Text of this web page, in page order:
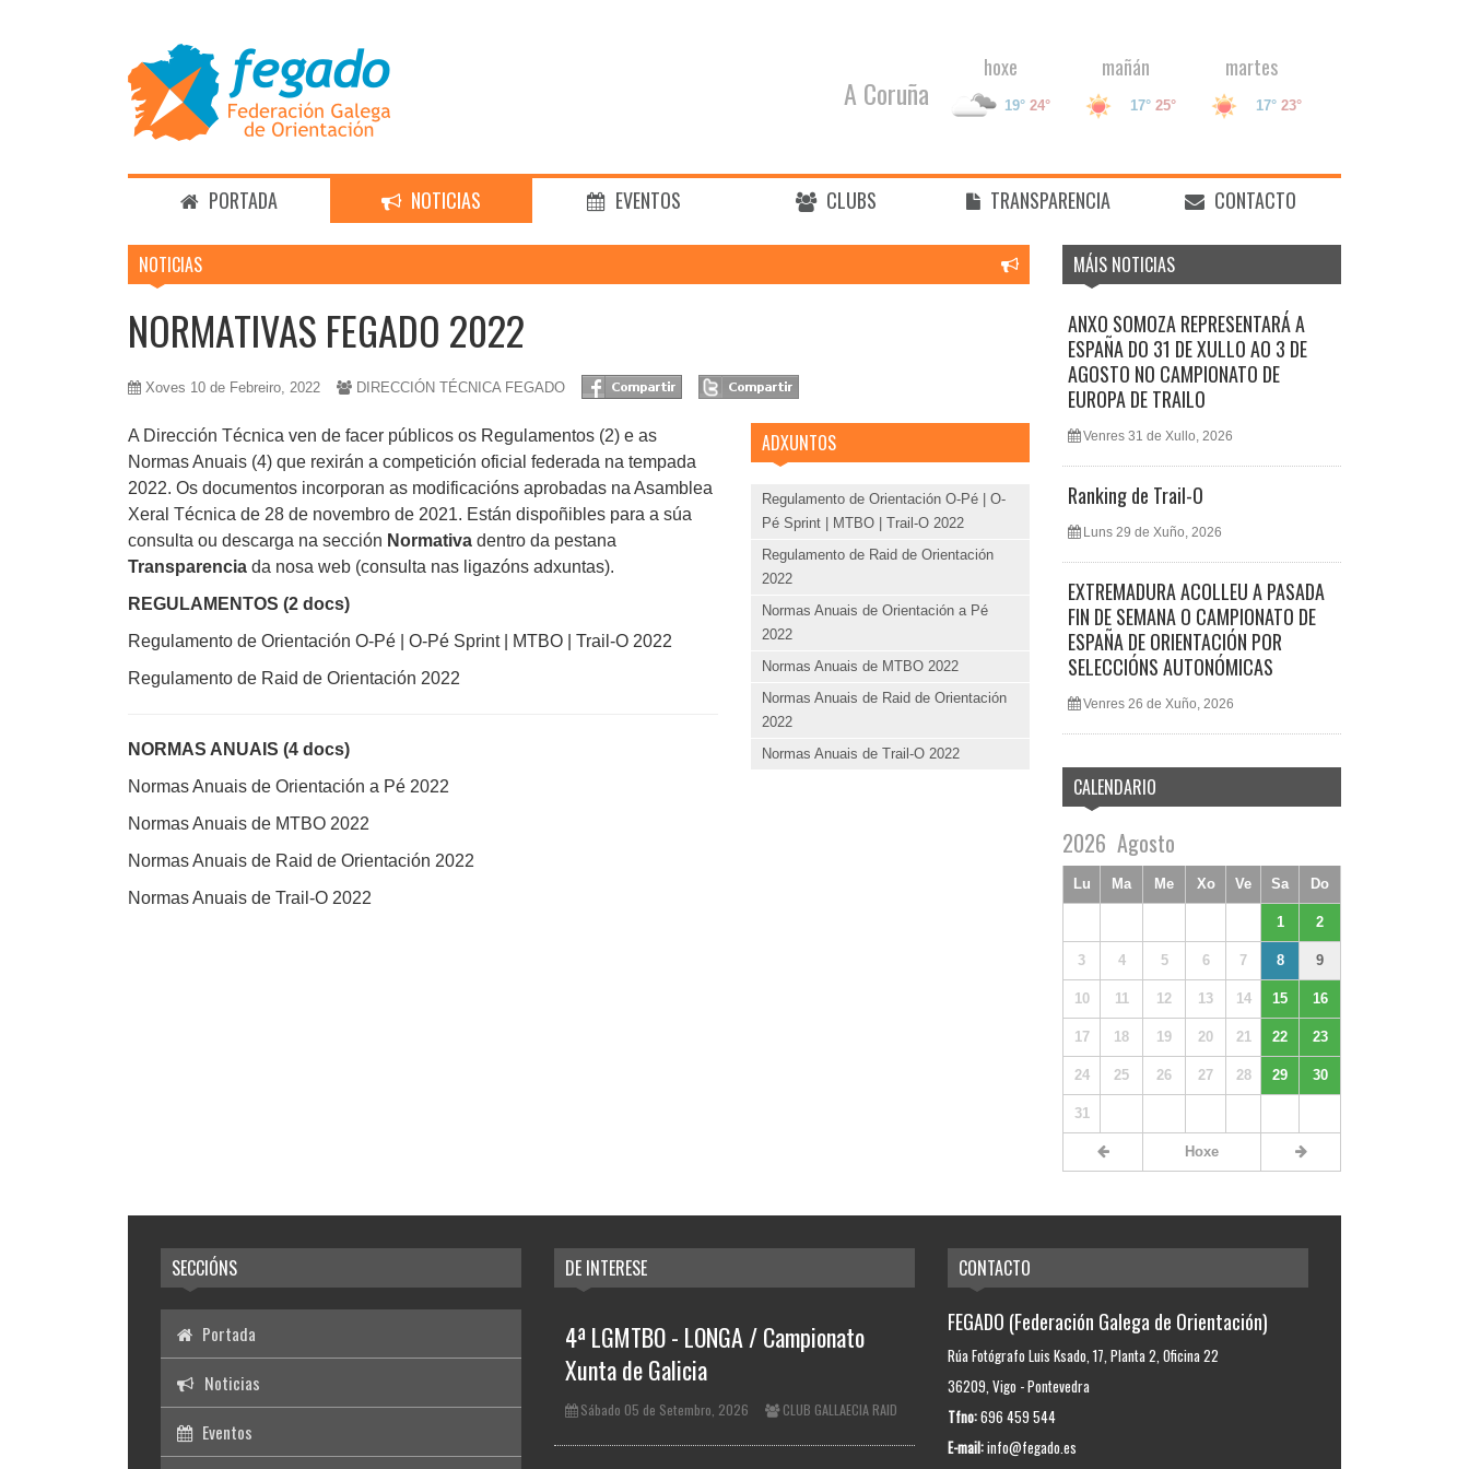
A Coruña
hoxe
19° 24°
mañán
17° 25°
martes
17° 23°
PORTADA NOTICIAS EVENTOS CLUBS TRANSPARENCIA CONTACTO
NOTICIAS
NORMATIVAS FEGADO 2022
Xoves 10 de Febreiro, 2022 DIRECCIÓN TÉCNICA FEGADO
A Dirección Técnica ven de facer públicos os Regulamentos (2) e as
Normas Anuais (4) que rexirán a competición oficial federada na tempada
2022. Os documentos incorporan as modificacións aprobadas na Asamblea
Xeral Técnica de 28 de novembro de 2021. Están dispoñibles para a súa
consulta ou descarga na sección Normativa dentro da pestana
Transparencia da nosa web (consulta nas ligazóns adxuntas).
REGULAMENTOS (2 docs)
Regulamento de Orientación O-Pé | O-Pé Sprint | MTBO | Trail-O 2022
Regulamento de Raid de Orientación 2022
NORMAS ANUAIS (4 docs)
Normas Anuais de Orientación a Pé 2022
Normas Anuais de MTBO 2022
Normas Anuais de Raid de Orientación 2022
Normas Anuais de Trail-O 2022
ADXUNTOS
Regulamento de Orientación O-Pé | O-
Pé Sprint | MTBO | Trail-O 2022
Regulamento de Raid de Orientación
2022
Normas Anuais de Orientación a Pé
2022
Normas Anuais de MTBO 2022
Normas Anuais de Raid de Orientación
2022
Normas Anuais de Trail-O 2022
MÁIS NOTICIAS
ANXO SOMOZA REPRESENTARÁ A
ESPAÑA DO 31 DE XULLO AO 3 DE
AGOSTO NO CAMPIONATO DE
EUROPA DE TRAILO
Venres 31 de Xullo, 2026
Ranking de Trail-O
Luns 29 de Xuño, 2026
EXTREMADURA ACOLLEU A PASADA
FIN DE SEMANA O CAMPIONATO DE
ESPAÑA DE ORIENTACIÓN POR
SELECCIÓNS AUTONÓMICAS
Venres 26 de Xuño, 2026
CALENDARIO
2026 Agosto
Lu Ma Me Xo Ve Sa Do
1 2
3 4 5 6 7 8 9
10 11 12 13 14 15 16
17 18 19 20 21 22 23
24 25 26 27 28 29 30
31
Hoxe
SECCIÓNS
Portada
Noticias
Eventos
DE INTERESE
4ª LGMTBO - LONGA / Campionato
Xunta de Galicia
Sábado 05 de Setembro, 2026 CLUB GALLAECIA RAID
CONTACTO
FEGADO (Federación Galega de Orientación)
Rúa Fotógrafo Luis Ksado, 17, Planta 2, Oficina 22
36209, Vigo - Pontevedra
Tfno:696 459 544
E-mail:info@fegado.es